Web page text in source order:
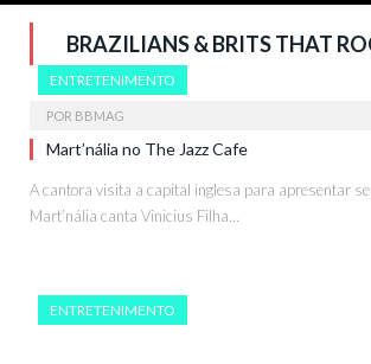
BRAZILIANS & BRITS THAT
ENTRETENIMENTO
POR BBMAG
Mart’nália no The Jazz Cafe
A cantora visita a capital inglesa para apresentar
Mart’nália canta Vinicius Filha…
ENTRETENIMENTO